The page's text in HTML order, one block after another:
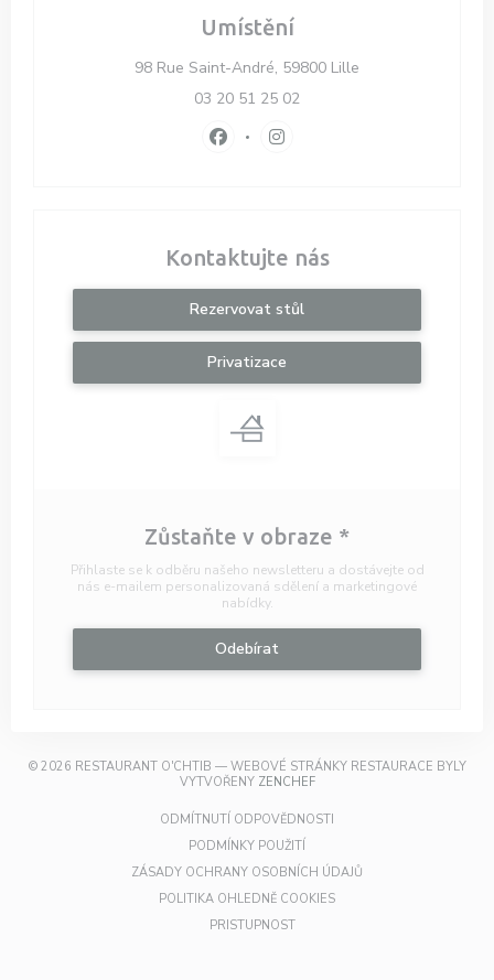
Umístění
98 Rue Saint-André, 59800 Lille
03 20 51 25 02
Facebook ((otevře se v novém
Instagram ((otevře se v
Kontaktujte nás
Rezervovat stůl
Privatizace
Zůstaňte v obraze *
Přihlaste se k odběru našeho newsletteru a dostávejte od
nás e-mailem personalizovaná sdělení a marketingové
nabídky.
Odebírat
© 2026 RESTAURANT O'CHTIB — WEBOVÉ STRÁNKY RESTAURACE BYLY
VYTVOŘENY ZENCHEF((OTEVŘE SE V NOVÉM OKNĚ))
ODMÍTNUTÍ ODPOVĚDNOSTI
PODMÍNKY POUŽITÍ
ZÁSADY OCHRANY OSOBNÍCH ÚDAJŮ
POLITIKA OHLEDNĚ COOKIES((OTEVŘE SE V NOVÉM
PRISTUPNOST((OTEVŘE SE V NOVÉM OKNĚ))